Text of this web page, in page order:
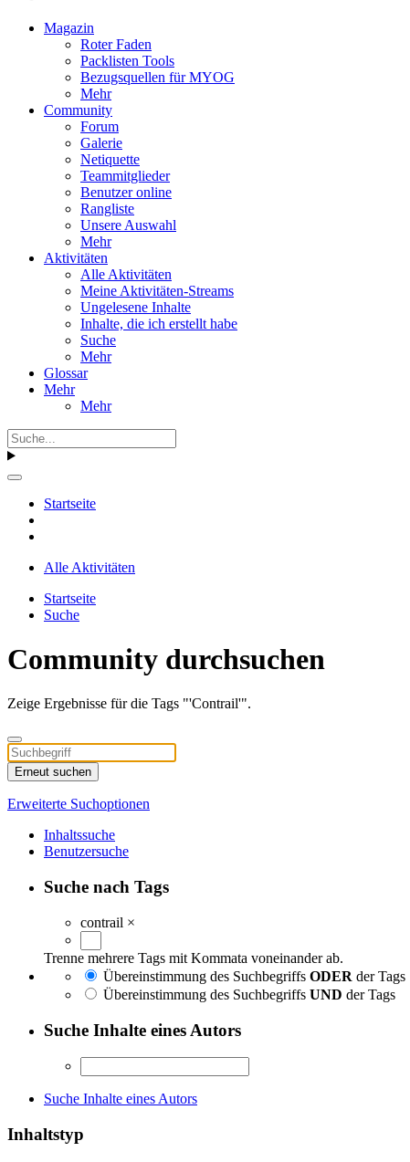
Magazin
Roter Faden
Packlisten Tools
Bezugsquellen für MYOG
Mehr
Community
Forum
Galerie
Netiquette
Teammitglieder
Benutzer online
Rangliste
Unsere Auswahl
Mehr
Aktivitäten
Alle Aktivitäten
Meine Aktivitäten-Streams
Ungelesene Inhalte
Inhalte, die ich erstellt habe
Suche
Mehr
Glossar
Mehr
Mehr
Startseite
Alle Aktivitäten
Startseite
Suche
Community durchsuchen
Zeige Ergebnisse für die Tags "'Contrail'".
Erneut suchen
Erweiterte Suchoptionen
Inhaltssuche
Benutzersuche
Suche nach Tags
contrail ×
Trenne mehrere Tags mit Kommata voneinander ab.
Übereinstimmung des Suchbegriffs ODER der Tags
Übereinstimmung des Suchbegriffs UND der Tags
Suche Inhalte eines Autors
Suche Inhalte eines Autors
Inhaltstyp